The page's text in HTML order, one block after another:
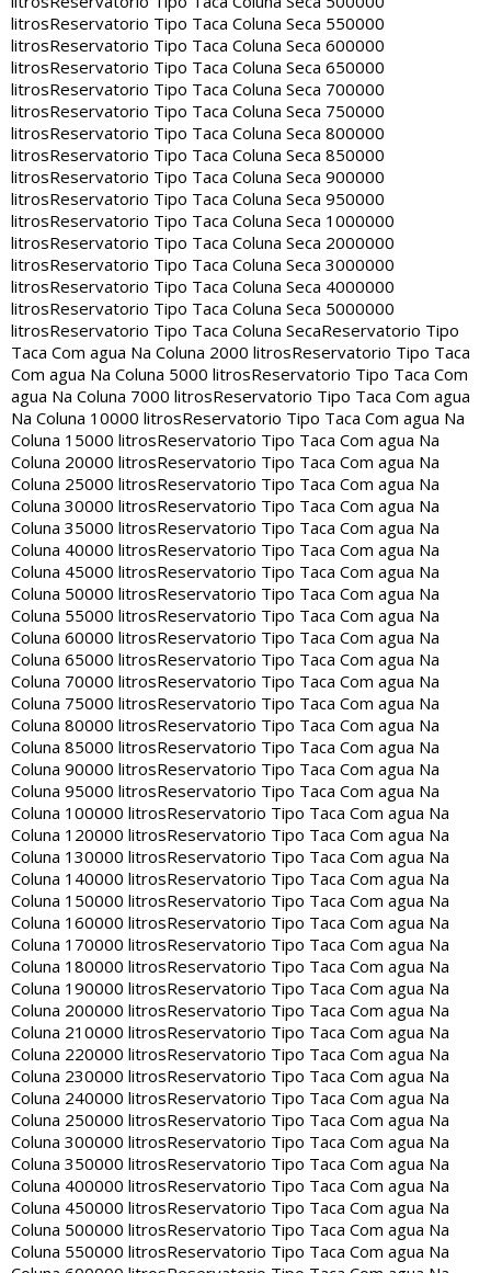
litrosReservatorio Tipo Taca Coluna Seca 550000
litrosReservatorio Tipo Taca Coluna Seca 600000
litrosReservatorio Tipo Taca Coluna Seca 650000
litrosReservatorio Tipo Taca Coluna Seca 700000
litrosReservatorio Tipo Taca Coluna Seca 750000
litrosReservatorio Tipo Taca Coluna Seca 800000
litrosReservatorio Tipo Taca Coluna Seca 850000
litrosReservatorio Tipo Taca Coluna Seca 900000
litrosReservatorio Tipo Taca Coluna Seca 950000
litrosReservatorio Tipo Taca Coluna Seca 1000000
litrosReservatorio Tipo Taca Coluna Seca 2000000
litrosReservatorio Tipo Taca Coluna Seca 3000000
litrosReservatorio Tipo Taca Coluna Seca 4000000
litrosReservatorio Tipo Taca Coluna Seca 5000000
litrosReservatorio Tipo Taca Coluna SecaReservatorio Tipo
Taca Com agua Na Coluna 2000 litrosReservatorio Tipo Taca
Com agua Na Coluna 5000 litrosReservatorio Tipo Taca Com
agua Na Coluna 7000 litrosReservatorio Tipo Taca Com agua
Na Coluna 10000 litrosReservatorio Tipo Taca Com agua Na
Coluna 15000 litrosReservatorio Tipo Taca Com agua Na
Coluna 20000 litrosReservatorio Tipo Taca Com agua Na
Coluna 25000 litrosReservatorio Tipo Taca Com agua Na
Coluna 30000 litrosReservatorio Tipo Taca Com agua Na
Coluna 35000 litrosReservatorio Tipo Taca Com agua Na
Coluna 40000 litrosReservatorio Tipo Taca Com agua Na
Coluna 45000 litrosReservatorio Tipo Taca Com agua Na
Coluna 50000 litrosReservatorio Tipo Taca Com agua Na
Coluna 55000 litrosReservatorio Tipo Taca Com agua Na
Coluna 60000 litrosReservatorio Tipo Taca Com agua Na
Coluna 65000 litrosReservatorio Tipo Taca Com agua Na
Coluna 70000 litrosReservatorio Tipo Taca Com agua Na
Coluna 75000 litrosReservatorio Tipo Taca Com agua Na
Coluna 80000 litrosReservatorio Tipo Taca Com agua Na
Coluna 85000 litrosReservatorio Tipo Taca Com agua Na
Coluna 90000 litrosReservatorio Tipo Taca Com agua Na
Coluna 95000 litrosReservatorio Tipo Taca Com agua Na
Coluna 100000 litrosReservatorio Tipo Taca Com agua Na
Coluna 120000 litrosReservatorio Tipo Taca Com agua Na
Coluna 130000 litrosReservatorio Tipo Taca Com agua Na
Coluna 140000 litrosReservatorio Tipo Taca Com agua Na
Coluna 150000 litrosReservatorio Tipo Taca Com agua Na
Coluna 160000 litrosReservatorio Tipo Taca Com agua Na
Coluna 170000 litrosReservatorio Tipo Taca Com agua Na
Coluna 180000 litrosReservatorio Tipo Taca Com agua Na
Coluna 190000 litrosReservatorio Tipo Taca Com agua Na
Coluna 200000 litrosReservatorio Tipo Taca Com agua Na
Coluna 210000 litrosReservatorio Tipo Taca Com agua Na
Coluna 220000 litrosReservatorio Tipo Taca Com agua Na
Coluna 230000 litrosReservatorio Tipo Taca Com agua Na
Coluna 240000 litrosReservatorio Tipo Taca Com agua Na
Coluna 250000 litrosReservatorio Tipo Taca Com agua Na
Coluna 300000 litrosReservatorio Tipo Taca Com agua Na
Coluna 350000 litrosReservatorio Tipo Taca Com agua Na
Coluna 400000 litrosReservatorio Tipo Taca Com agua Na
Coluna 450000 litrosReservatorio Tipo Taca Com agua Na
Coluna 500000 litrosReservatorio Tipo Taca Com agua Na
Coluna 550000 litrosReservatorio Tipo Taca Com agua Na